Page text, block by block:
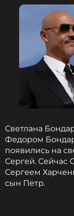
Светлана
Федором
появились на
Сергей. Сейчас
Сергеем
сын Петр.